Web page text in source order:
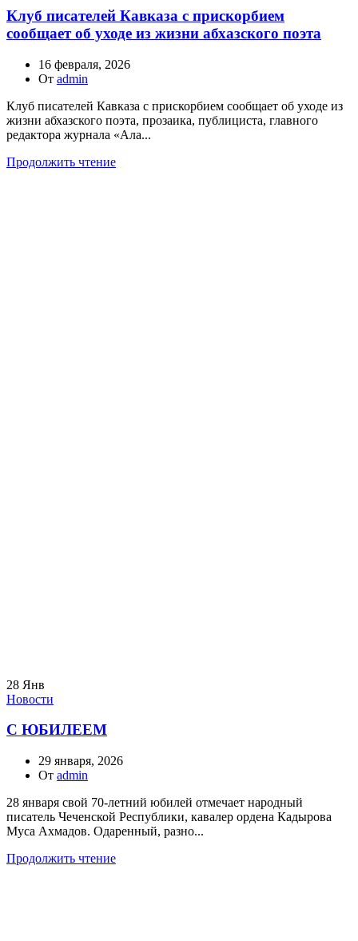
Клуб писателей Кавказа с прискорбием
сообщает об уходе из жизни абхазского поэта
16 февраля, 2026
От admin
Клуб писателей Кавказа с прискорбием сообщает об уходе из
жизни абхазского поэта, прозаика, публициста, главного
редактора журнала «Ала...
Продолжить чтение
28 Янв
Новости
С ЮБИЛЕЕМ
29 января, 2026
От admin
28 января свой 70-летний юбилей отмечает народный
писатель Чеченской Республики, кавалер ордена Кадырова
Муса Ахмадов. Одаренный, разно...
Продолжить чтение